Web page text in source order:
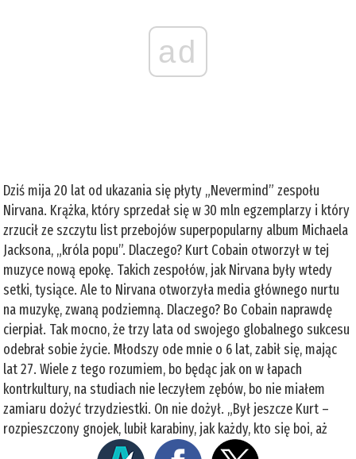
ad
Dziś mija 20 lat od ukazania się płyty „Nevermind” zespołu
Nirvana. Krążka, który sprzedał się w 30 mln egzemplarzy i który
zrzucił ze szczytu list przebojów superpopularny album Michaela
Jacksona, „króla popu”. Dlaczego? Kurt Cobain otworzył w tej
muzyce nową epokę. Takich zespołów, jak Nirvana były wtedy
setki, tysiące. Ale to Nirvana otworzyła media głównego nurtu
na muzykę, zwaną podziemną. Dlaczego? Bo Cobain naprawdę
cierpiał. Tak mocno, że trzy lata od swojego globalnego sukcesu
odebrał sobie życie. Młodszy ode mnie o 6 lat, zabił się, mając
lat 27. Wiele z tego rozumiem, bo będąc jak on w łapach
kontrkultury, na studiach nie leczyłem zębów, bo nie miałem
zamiaru dożyć trzydziestki. On nie dożył. „Był jeszcze Kurt –
rozpieszczony gnojek, lubił karabiny, jak każdy, kto się boi, aż